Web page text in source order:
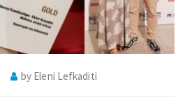
by Eleni Lefkaditi